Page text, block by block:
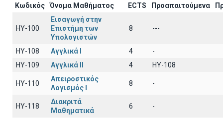
Κωδικός
Όνομα Μαθήματος ECTS Προαπαιτούμενα
HY-100
Εισαγωγή στην
Επιστήμη των
Υπολογιστών
8 ---
HY-108 Αγγλικά I 4
-
HY-109
Αγγλικά II 4 HY-108
HY-110
Απειροστικός
Λογισμός Ι
8 -
HY-118
Διακριτά
Μαθηματικά
6 -